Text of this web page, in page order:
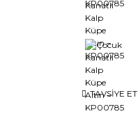
TAVSİYE ET